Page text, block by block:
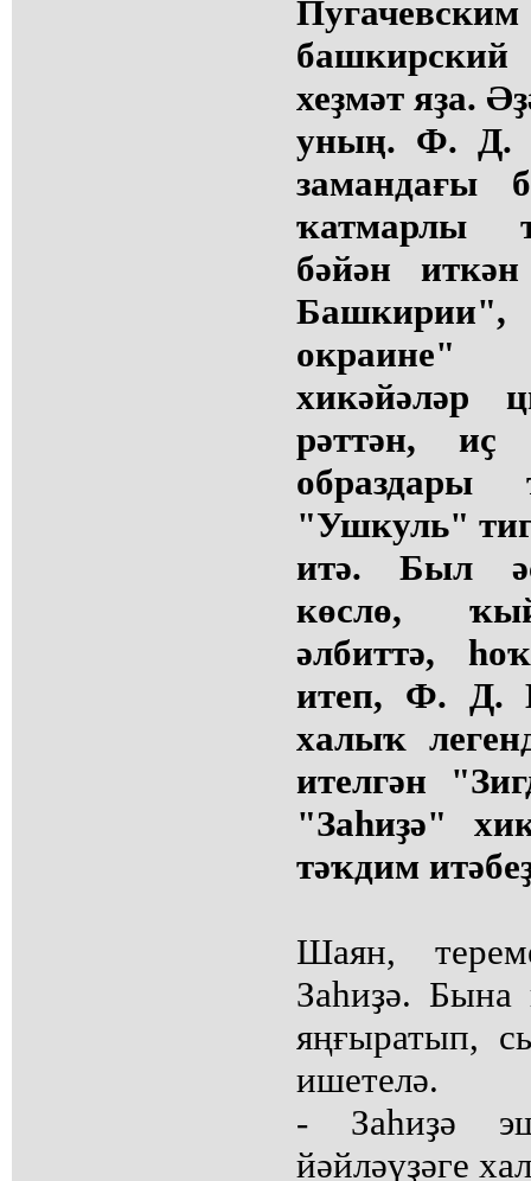
хеҙмәт яҙа.
уның. Ф. Д.
замандағы
ҡатмарлы
бәйән
окраине"
хикәйәләр
рәттән, иҫ
образдары
"Ушкуль"
итә. Был
көслө,
әлбиттә,
итеп, Ф. Д.
халыҡ
ителгән
"Заһиҙә"
тәҡдим
Шаян,
Заһиҙә. Бына
яңғыратып,
ишетелә.
- Заһиҙә
йәйләүҙәге